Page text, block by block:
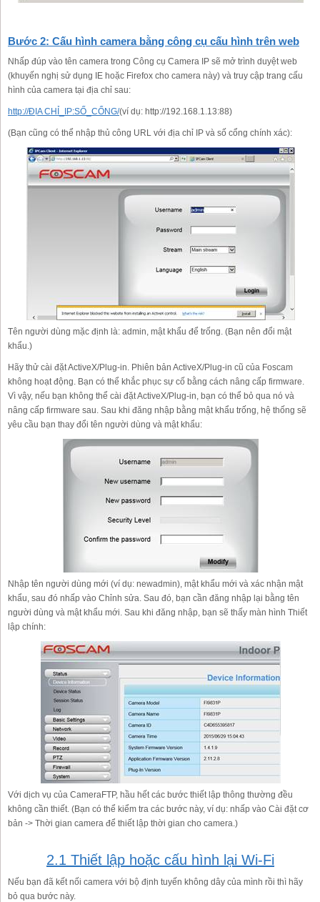
Bước 2: Cấu hình camera bằng công cụ cấu hình trên web
Nhấp đúp vào tên camera trong Công cụ Camera IP sẽ mở trình duyệt web
(khuyến nghị sử dụng IE hoặc Firefox cho camera này) và truy cập trang cấu
hình của camera tại địa chỉ sau:
http://ĐỊA CHỈ_IP:SỐ_CỔNG/(ví dụ: http://192.168.1.13:88)
(Bạn cũng có thể nhập thủ công URL với địa chỉ IP và số cổng chính xác):
Tên người dùng mặc định là: admin, mật khẩu để trống. (Bạn nên đổi mật
khẩu.)
Hãy thử cài đặt ActiveX/Plug-in. Phiên bản ActiveX/Plug-in cũ của Foscam
không hoạt động. Bạn có thể khắc phục sự cố bằng cách nâng cấp firmware.
Vì vậy, nếu bạn không thể cài đặt ActiveX/Plug-in, bạn có thể bỏ qua nó và
nâng cấp firmware sau. Sau khi đăng nhập bằng mật khẩu trống, hệ thống sẽ
yêu cầu bạn thay đổi tên người dùng và mật khẩu:
Nhập tên người dùng mới (ví dụ: newadmin), mật khẩu mới và xác nhận mật
khẩu, sau đó nhấp vào Chỉnh sửa. Sau đó, bạn cần đăng nhập lại bằng tên
người dùng và mật khẩu mới. Sau khi đăng nhập, bạn sẽ thấy màn hình Thiết
lập chính:
Với dịch vụ của CameraFTP, hầu hết các bước thiết lập thông thường đều
không cần thiết. (Bạn có thể kiểm tra các bước này, ví dụ: nhấp vào Cài đặt cơ
bản -> Thời gian camera để thiết lập thời gian cho camera.)
2.1 Thiết lập hoặc cấu hình lại Wi-Fi
Nếu bạn đã kết nối camera với bộ định tuyến không dây của mình rồi thì hãy
bỏ qua bước này.